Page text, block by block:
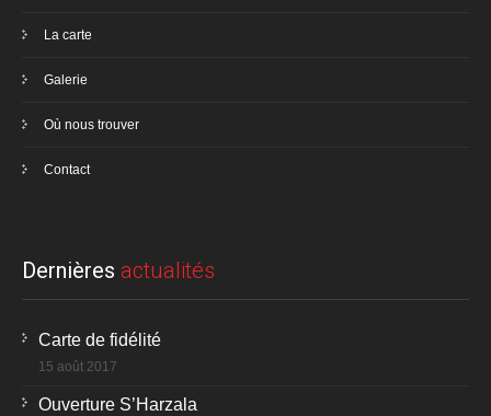
La carte
Galerie
Où nous trouver
Contact
Dernières actualités
Carte de fidélité
15 août 2017
Ouverture S’Harzala